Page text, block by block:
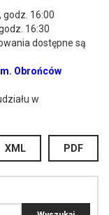
godz. 16:00
16:30
dostępne są
Obrońców
w
PDF
XML